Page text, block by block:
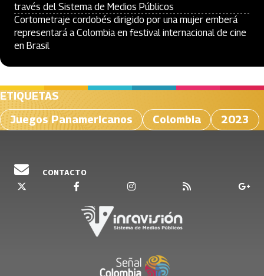
través del Sistema de Medios Públicos
Cortometraje cordobés dirigido por una mujer emberá
representará a Colombia en festival internacional de cine
en Brasil
ETIQUETAS
Juegos Panamericanos
Colombia 2023
CONTACTO